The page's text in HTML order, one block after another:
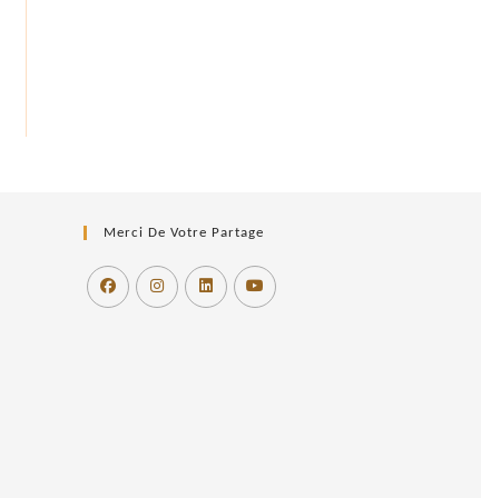
Merci De Votre Partage